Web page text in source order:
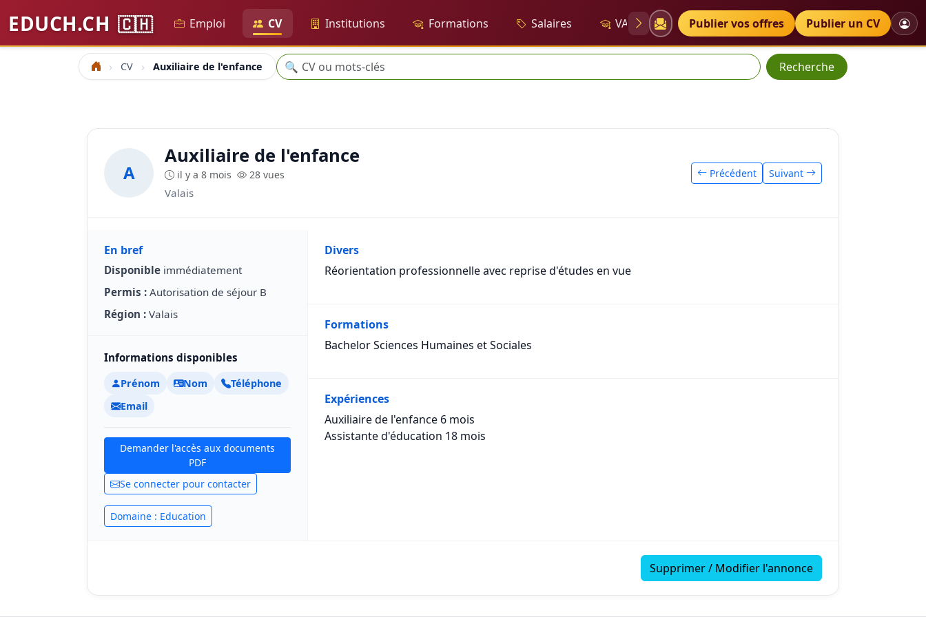
EDUCH.CH 🇨🇭 Emploi CV Institutions Formations Salaires VAE Diplômes Petites annonces
Publier vos offres Publier un CV
Accueil CV Auxiliaire de l'enfance Recherche
🔍 Recherche
A
Auxiliaire de l'enfance
il y a 8 mois 28 vues
Valais
Précédent Suivant
En bref
Disponible immédiatement
Permis : Autorisation de séjour B
Région : Valais
Informations disponibles
Prénom Nom
Téléphone
Email
Demander l'accès aux documents
PDF
Se connecter pour contacter
Domaine : Education
Divers
Réorientation professionnelle avec reprise d'études en vue
Formations
Bachelor Sciences Humaines et Sociales
Expériences
Auxiliaire de l'enfance 6 mois
Assistante d'éducation 18 mois
Supprimer / Modifier l'annonce